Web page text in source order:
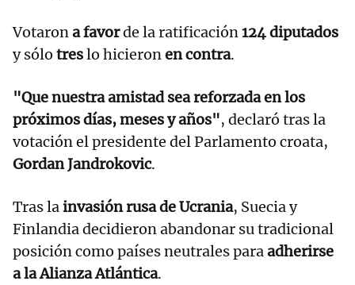
Votarona favorde la ratificación124 diputados
y sólo treslo hicieronen contra.
"Que nuestra amistad sea reforzada en los
próximos días, meses y años", declaró tras la
votación el presidente del Parlamento croata,
Gordan Jandrokovic.
Tras lainvasión rusa de Ucrania, Suecia y
Finlandia decidieron abandonar su tradicional
posición como países neutrales paraadherirse
a la Alianza Atlántica.